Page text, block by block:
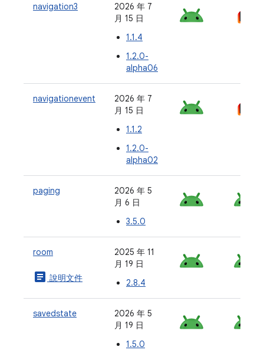
navigation3
2026 年 7
月 15 日
1.1.4
1.2.0-
alpha06
navigationevent
2026 年 7
月 15 日
1.1.2
1.2.0-
alpha02
paging
2026 年 5
月 6 日
3.5.0
room
article 說明文件
2025 年 11
月 19 日
2.8.4
savedstate
2026 年 5
月 19 日
1.5.0